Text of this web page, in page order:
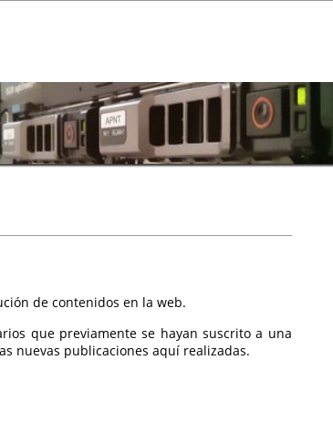
de contenidos en la web.
que previamente se hayan suscrito a una
nuevas publicaciones aquí realizadas.